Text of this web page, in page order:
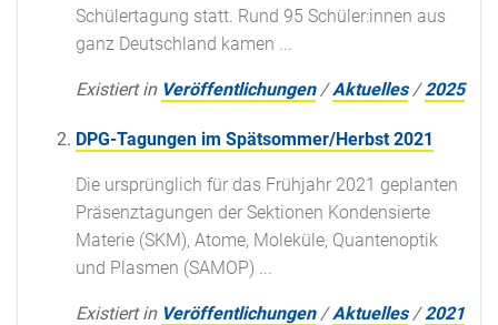
Schülertagung statt. Rund 95 Schüler:innen aus
ganz Deutschland kamen ...
Existiert in Veröffentlichungen /Aktuelles /2025
DPG-Tagungen im Spätsommer/Herbst 2021
Die ursprünglich für das Frühjahr 2021 geplanten
Präsenztagungen der Sektionen Kondensierte
Materie (SKM), Atome, Moleküle, Quantenoptik
und Plasmen (SAMOP) ...
Existiert in Veröffentlichungen /Aktuelles /2021